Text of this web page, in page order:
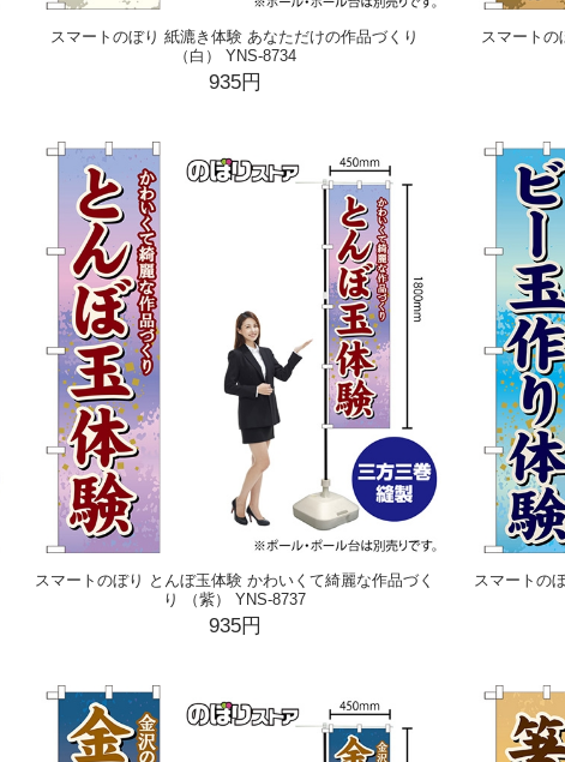
スマートのぼり 紙漉き体験 あなただけの作品づくり
（白） YNS-8734
935円
スマートの
スマートのぼり とんぼ玉体験 かわいくて綺麗な作品づく
り （紫） YNS-8737
935円
スマートの